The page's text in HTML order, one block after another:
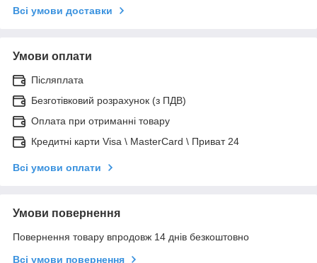
Всі умови доставки
Умови оплати
Післяплата
Безготівковий розрахунок (з ПДВ)
Оплата при отриманні товару
Кредитні карти Visa \ MasterCard \ Приват 24
Всі умови оплати
Умови повернення
Повернення товару впродовж 14 днів безкоштовно
Всі умови повернення